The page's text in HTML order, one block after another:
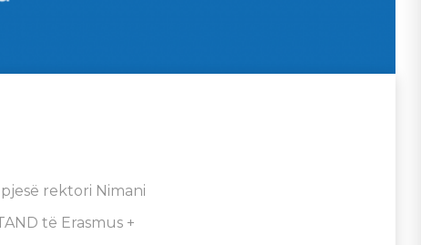
rektori Nimani
të Erasmus +